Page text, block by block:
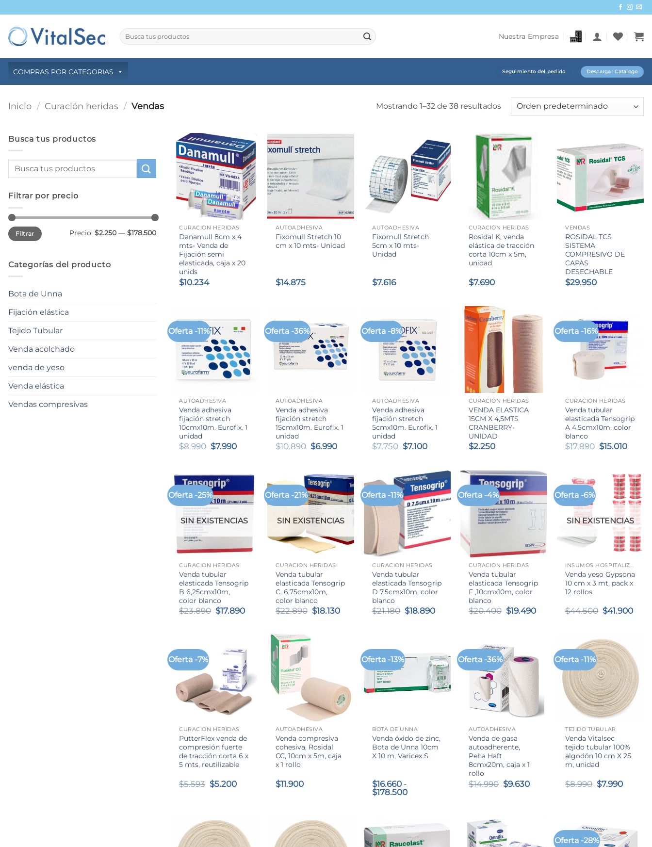
al
contenido
Buscar
por:
Nuestra Empresa
COMPRAS POR CATEGORIAS Seguimiento del pedido Descargar Catalogo
Inicio / Curación heridas / Vendas Mostrando 1–32 de 38 resultados
Busca tus productos
Filtrar por precio
Precio
mínimo
Precio
máximo
Filtrar Precio: $2.250 — $178.500
Categorías del producto
Bota de Unna
Fijación elástica
Tejido Tubular
Venda acolchado
venda de yeso
Venda elástica
Vendas compresivas
CURACIÓN HERIDAS
Danamull 8cm x 4
mts- Venda de
Fijación semi
elasticada, caja x 20
unids
$10.234
+
AUTOADHESIVA
Fixomull Stretch 10
cm x 10 mts- Unidad
$14.875
+
AUTOADHESIVA
Fixomull Stretch
5cm x 10 mts-
Unidad
$7.616
CURACIÓN HERIDAS
Rosidal K, venda
elástica de tracción
corta 10cm x 5m,
unidad
$7.690
+
VENDAS
ROSIDAL TCS
SISTEMA
COMPRESIVO DE
CAPAS
DESECHABLE
$29.950
Oferta -11%
AUTOADHESIVA
Venda adhesiva
fijación stretch
10cmx10m. Eurofix. 1
unidad
$8.990 El
$8.990.
$7.990El
$7.990.
Oferta -36%
AUTOADHESIVA
Venda adhesiva
fijación stretch
15cmx10m. Eurofix. 1
unidad
$10.890 El
$10.890.
$6.990El
$6.990.
Oferta -8%
AUTOADHESIVA
Venda adhesiva
fijación stretch
5cmx10m. Eurofix. 1
unidad
$7.750 El
$7.750.
$7.100El
es:
$7.100.
+
CURACIÓN HERIDAS
VENDA ELASTICA
15CM X 4,5MTS
CRANBERRY-
UNIDAD
$2.250
Oferta -16%
CURACIÓN HERIDAS
Venda tubular
elasticada Tensogrip
A 4,5cmx10m, color
blanco
$17.890 El
$17.890.
$15.010El
Oferta -25%
SIN EXISTENCIAS
CURACIÓN HERIDAS
Venda tubular
elasticada Tensogrip
B 6,25cmx10m,
color blanco
$23.890 El
$17.890El
$17.890.
Oferta -21%
SIN EXISTENCIAS
CURACIÓN HERIDAS
Venda tubular
elasticada Tensogrip
C. 6,75cmx10m,
color blanco
$22.890 El
$18.130El
Oferta -11%
+
CURACIÓN HERIDAS
Venda tubular
elasticada Tensogrip
D 7,5cmx10m, color
blanco
$21.180 El
$18.890El
Oferta -4%
CURACIÓN HERIDAS
Venda tubular
elasticada Tensogrip
F ,10cmx10m, color
blanco
$20.400 El
$19.490El
Oferta -6%
SIN EXISTENCIAS
INSUMOS HOSPITALIZACIÓN
Venda yeso Gypsona
10 cm x 3 mt, pack x
12 rollos
$44.500 El
$44.500.
$41.900El
Oferta -7%
CURACIÓN HERIDAS
PutterFlex venda de
compresión fuerte
de tracción corta 6 x
5 mts, reutilizable
$5.593 El
$5.200El
AUTOADHESIVA
Venda compresiva
cohesiva, Rosidal
CC, 10cm x 5m, caja
x 1 rollo
$11.900
Oferta -13%
BOTA DE UNNA
Venda óxido de zinc,
Bota de Unna 10cm
X 10 m, Varicex S
$16.660 -
$178.500Rango
$16.660
hasta
$178.500
Oferta -36%
AUTOADHESIVA
Venda de gasa
autoadherente,
Peha Haft
8cmx20m, caja x 1
rollo
$14.990 El
$9.630El
Oferta -11%
TEJIDO TUBULAR
Venda Vitalsec
tejido tubular 100%
algodón 10 cm X 25
m, unidad
$8.990 El
$7.990El
Oferta -28%